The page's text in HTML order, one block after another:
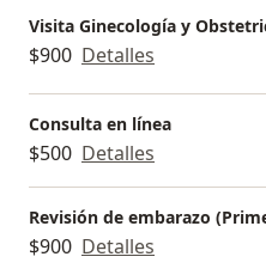
Visita Ginecología y
$900 Detalles
Consulta en línea
$500 Detalles
Revisión de embarazo
$900 Detalles